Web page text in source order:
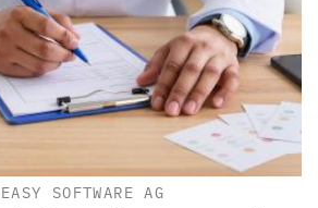
EASY SOFTWARE AG